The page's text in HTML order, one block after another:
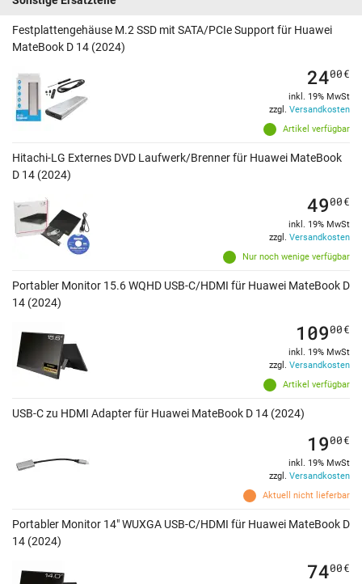
Festplattengehäuse M.2 SSD mit SATA/PCIe Support für Huawei
MateBook D 14 (2024)
Artikel verfügbar
2400€
inkl. 19% MwSt
zzgl. Versandkosten
Hitachi-LG Externes DVD Laufwerk/Brenner für Huawei MateBook
D 14 (2024)
Nur noch wenige verfügbar
4900€
inkl. 19% MwSt
zzgl. Versandkosten
Portabler Monitor 15.6 WQHD USB-C/HDMI für Huawei MateBook D
14 (2024)
Artikel verfügbar
10900€
inkl. 19% MwSt
zzgl. Versandkosten
USB-C zu HDMI Adapter für Huawei MateBook D 14 (2024)
Aktuell nicht lieferbar
1900€
inkl. 19% MwSt
zzgl. Versandkosten
Portabler Monitor 14" WUXGA USB-C/HDMI für Huawei MateBook D
14 (2024)
7400€